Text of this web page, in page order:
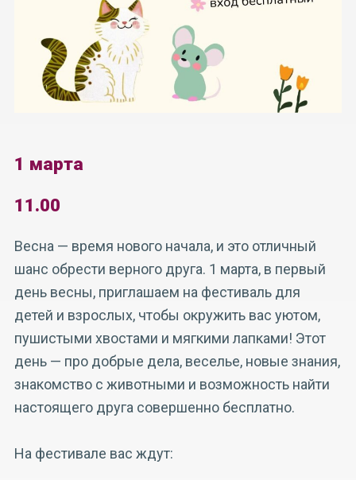
1 марта
11.00
Весна — время нового начала, и это отличный
шанс обрести верного друга. 1 марта, в первый
день весны, приглашаем на фестиваль для
детей и взрослых, чтобы окружить вас уютом,
пушистыми хвостами и мягкими лапками! Этот
день — про добрые дела, веселье, новые знания,
знакомство с животными и возможность найти
настоящего друга совершенно бесплатно.
На фестивале вас ждут: